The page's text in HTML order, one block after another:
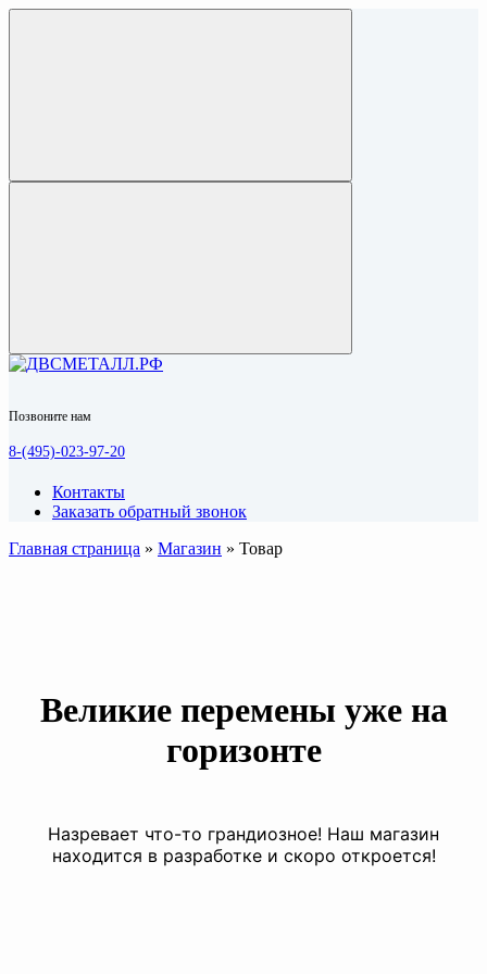
Позвоните нам
8-(495)-023-97-20
Контакты
Заказать обратный звонок
Главная страница » Магазин » Товар
Великие перемены уже на
горизонте
Назревает что-то грандиозное! Наш магазин
находится в разработке и скоро откроется!